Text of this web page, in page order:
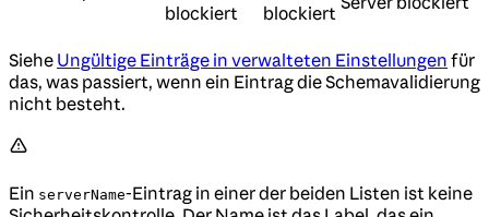
blockiert
blockiert
Siehe Ungültige Einträge in verwalteten Einstellungen für
das, was passiert, wenn ein Eintrag die Schemavalidierung
nicht besteht.
Ein serverName-Eintrag in einer der beiden Listen ist keine